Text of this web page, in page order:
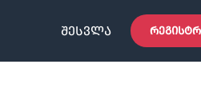
ᲨᲔᲡᲕᲚᲐ